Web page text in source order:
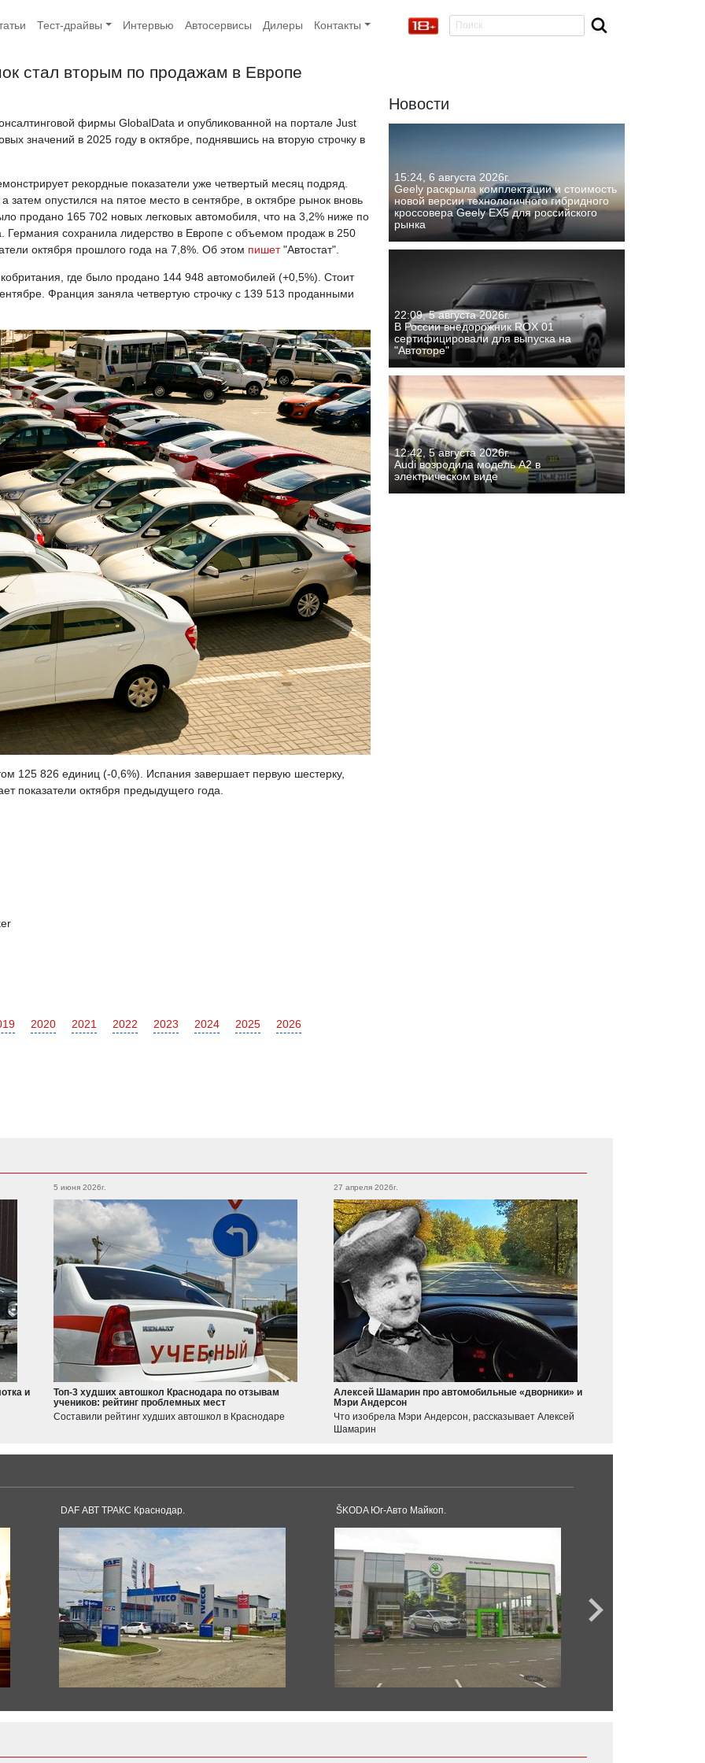
Тест-драйвы Интервью Автосервисы Дилеры Контакты
стал вторым по продажам в Европе
фирмы GlobalData и опубликованной на портале Just
значений в 2025 году в октябре, поднявшись на вторую строчку в
рекордные показатели уже четвертый месяц подряд.
затем опустился на пятое место в сентябре, в октябре рынок вновь
продано 165 702 новых легковых автомобиля, что на 3,2% ниже по
сохранила лидерство в Европе с объемом продаж в 250
октября прошлого года на 7,8%. Об этом пишет"Автостат".
где было продано 144 948 автомобилей (+0,5%). Стоит
Франция заняла четвертую строчку с 139 513 проданными
125 826 единиц (-0,6%). Испания завершает первую шестерку,
показатели октября предыдущего года.
2020 2021 2022 2023 2024 2025 2026
Legacy
Outback
XV
WRX
Forester
BRZ
Suzuki
Jimny
Swift
Model 3
Model S
Toyota
Supra
Land Cruiser
Corolla
Avensis
Land Cruiser Prado
RAV4
Yaris
Geely
Emgrand
Atlas
Haval
Logan
Sandero
Pagani
Новости
15:24, 6 августа 2026г.
Geely раскрыла комплектации и стоимость
новой версии технологичного гибридного
кроссовера Geely EX5 для российского
рынка
22:09, 5 августа 2026г.
В России внедорожник ROX 01
сертифицировали для выпуска на
"Автоторе"
12:42, 5 августа 2026г.
Audi возродила модель A2 в
электрическом виде
и
5 июня 2026г.
Топ-3 худших автошкол Краснодара по отзывам
учеников: рейтинг проблемных мест
Составили рейтинг худших автошкол в Краснодаре
27 апреля 2026г.
Алексей Шамарин про автомобильные «дворники» и
Мэри Андерсон
Что изобрела Мэри Андерсон, рассказывает Алексей
Шамарин
DAF АВТ ТРАКС Краснодар. ŠKODA Юг-Авто Майкоп.